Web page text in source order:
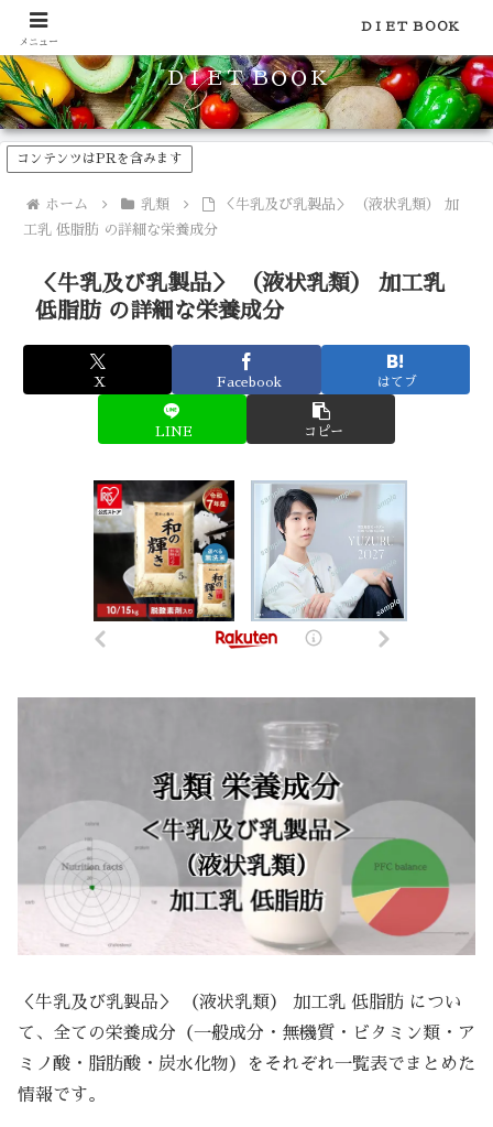
食品のカロリーや糖質などの栄養素がわかる！健康やダイエットに
ＤＩＥＴ ＢＯＯＫ
コンテンツはPRを含みます
ホーム 乳類
＜牛乳及び乳製品＞ （液状乳類） 加
工乳 低脂肪 の詳細な栄養成分
＜牛乳及び乳製品＞ （液状乳類） 加工乳
低脂肪 の詳細な栄養成分
X Facebook はてブ
LINE コピー
＜牛乳及び乳製品＞ （液状乳類） 加工乳 低脂肪 につい
て、全ての栄養成分（一般成分・無機質・ビタミン類・ア
ミノ酸・脂肪酸・炭水化物）をそれぞれ一覧表でまとめた
情報です。
メニュー
ＤＩＥＴ ＢＯＯＫ